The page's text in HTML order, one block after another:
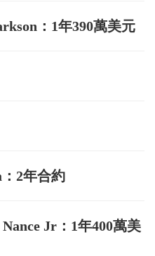
：1年390萬美元
2年合約
Jr：1年400萬美